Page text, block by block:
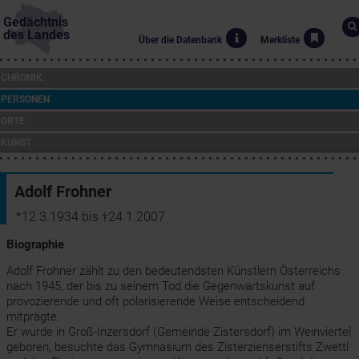
Gedächtnis
des Landes
Über die Datenbank Merkliste
PERSONEN
Adolf Frohner
*12.3.1934 bis †24.1.2007
Biographie
Adolf Frohner zählt zu den bedeutendsten Künstlern Österreichs
nach 1945, der bis zu seinem Tod die Gegenwartskunst auf
provozierende und oft polarisierende Weise entscheidend
mitprägte.
Er wurde in Groß-Inzersdorf (Gemeinde Zistersdorf) im Weinviertel
geboren, besuchte das Gymnasium des Zisterzienserstifts Zwettl